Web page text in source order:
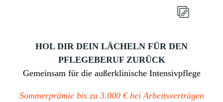
HOL DIR DEIN LÄCHELN FÜR DEN
PFLEGEBERUF ZURÜCK
Gemeinsam für die außerklinische Intensivpflege
Sommerprämie bis zu 3.000 € bei Arbeitsverträgen